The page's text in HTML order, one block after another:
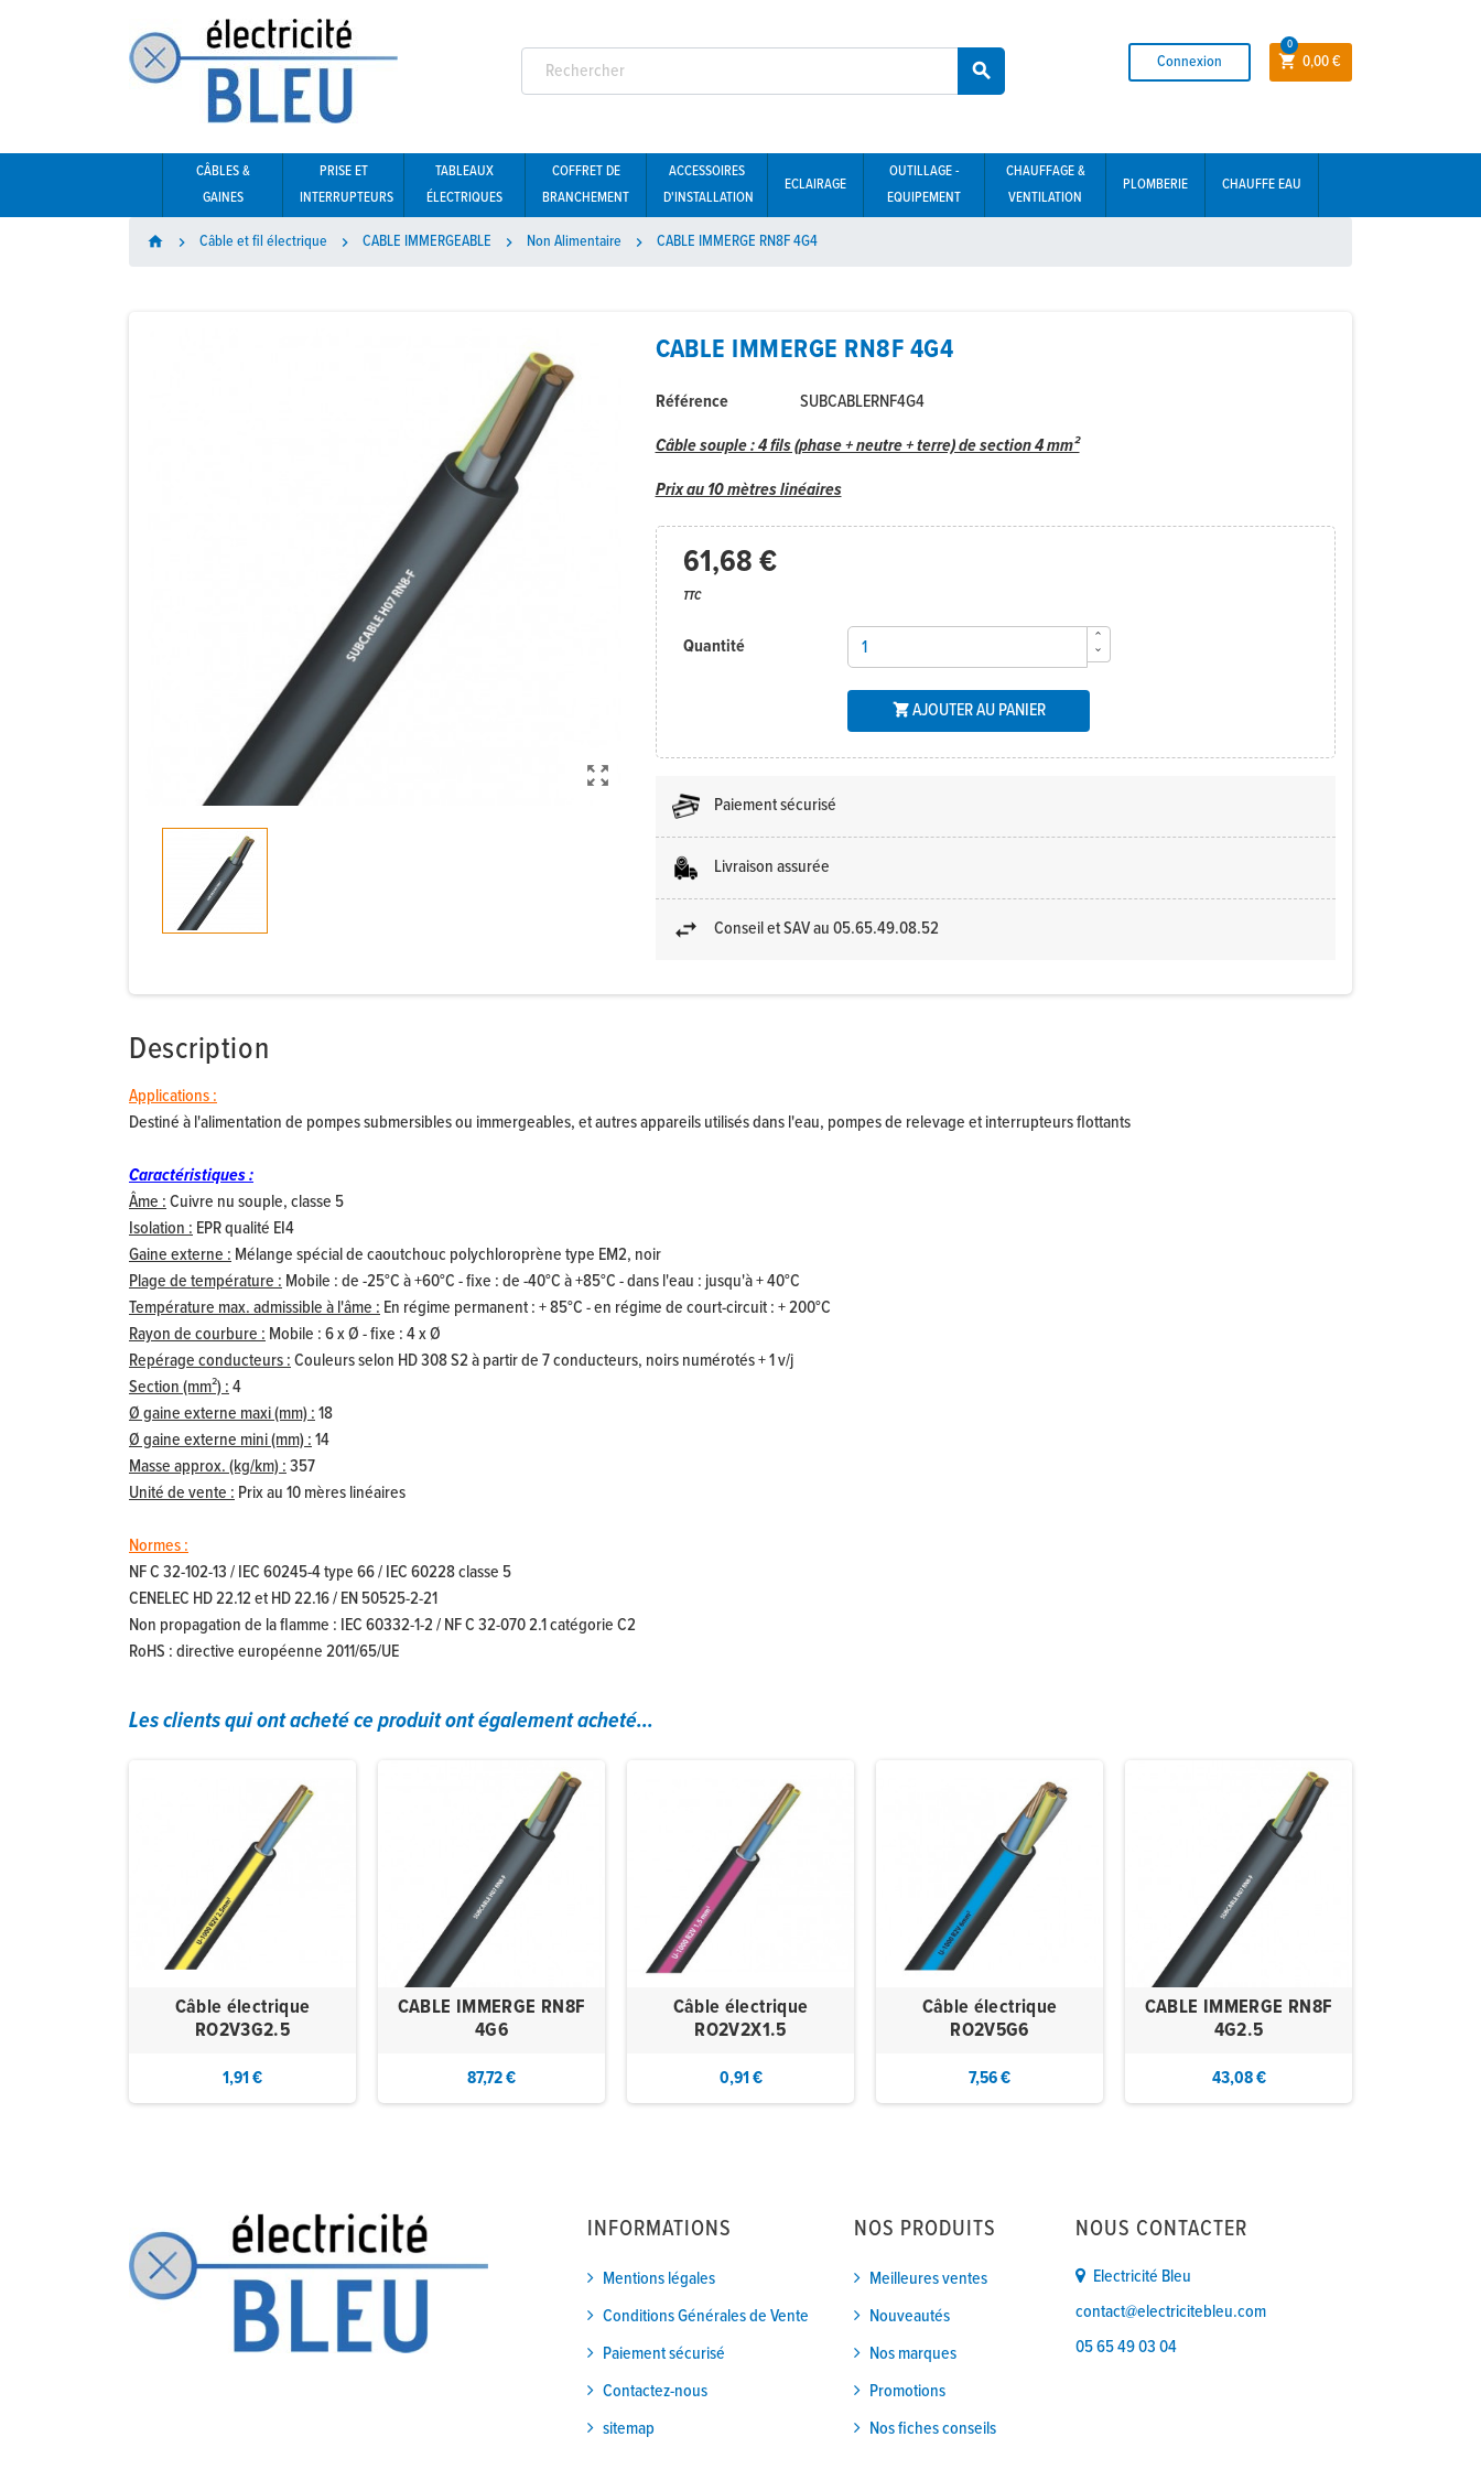
 Connexion  0,00 €
0
CÂBLES &
GAINES
PRISE ET
INTERRUPTEURS
TABLEAUX
ÉLECTRIQUES
COFFRET DE
BRANCHEMENT
ACCESSOIRES
D'INSTALLATION
ECLAIRAGE
OUTILLAGE -
EQUIPEMENT
CHAUFFAGE &
VENTILATION
PLOMBERIE CHAUFFE EAU
home  Câble et fil électrique  CABLE IMMERGEABLE  Non Alimentaire  CABLE IMMERGE RN8F 4G4

CABLE IMMERGE RN8F 4G4
Référence
SUBCABLERNF4G4
Câble souple : 4 fils (phase + neutre + terre) de section 4 mm²
Prix au 10 mètres linéaires
61,68 €
TTC
Quantité
AJOUTER AU PANIER
Paiement sécurisé
Livraison assurée
Conseil et SAV au 05.65.49.08.52
Description
Applications :
Destiné à l'alimentation de pompes submersibles ou immergeables, et autres appareils utilisés dans l'eau, pompes de relevage et interrupteurs flottants
Caractéristiques :
Âme :Cuivre nu souple, classe 5
Isolation : EPR qualité EI4
Gaine externe : Mélange spécial de caoutchouc polychloroprène type EM2, noir
Plage de température : Mobile : de -25°C à +60°C - fixe : de -40°C à +85°C - dans l'eau : jusqu'à + 40°C
Température max. admissible à l'âme : En régime permanent : + 85°C - en régime de court-circuit : + 200°C
Rayon de courbure : Mobile : 6 x Ø - fixe : 4 x Ø
Repérage conducteurs :Couleurs selon HD 308 S2 à partir de 7 conducteurs, noirs numérotés + 1 v/j
Section (mm²) :4
Ø gaine externe maxi (mm) :18
Ø gaine externe mini (mm) :14
Masse approx. (kg/km) :357
Unité de vente : Prix au 10 mères linéaires
Normes :
NF C 32-102-13 / IEC 60245-4 type 66 / IEC 60228 classe 5
CENELEC HD 22.12 et HD 22.16 / EN 50525-2-21
Non propagation de la flamme : IEC 60332-1-2 / NF C 32-070 2.1 catégorie C2
RoHS : directive européenne 2011/65/UE
Les clients qui ont acheté ce produit ont également acheté...
Câble électrique
RO2V3G2.5
1,91 €
CABLE IMMERGE RN8F
4G6
87,72 €
Câble électrique
RO2V2X1.5
0,91 €
Câble électrique
RO2V5G6
7,56 €
CABLE IMMERGE RN8F
4G2.5
43,08 €
INFORMATIONS
Mentions légales
Conditions Générales de Vente
Paiement sécurisé
Contactez-nous
sitemap
NOS PRODUITS
Meilleures ventes
Nouveautés
Nos marques
Promotions
Nos fiches conseils
NOUS CONTACTER
Electricité Bleu
contact@electricitebleu.com
05 65 49 03 04